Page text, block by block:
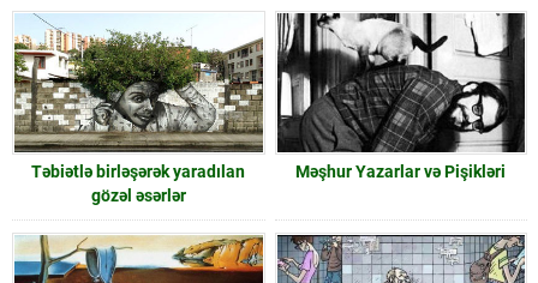
Təbiətlə birləşərək yaradılan
gözəl əsərlər
Məşhur Yazarlar və Pişikləri